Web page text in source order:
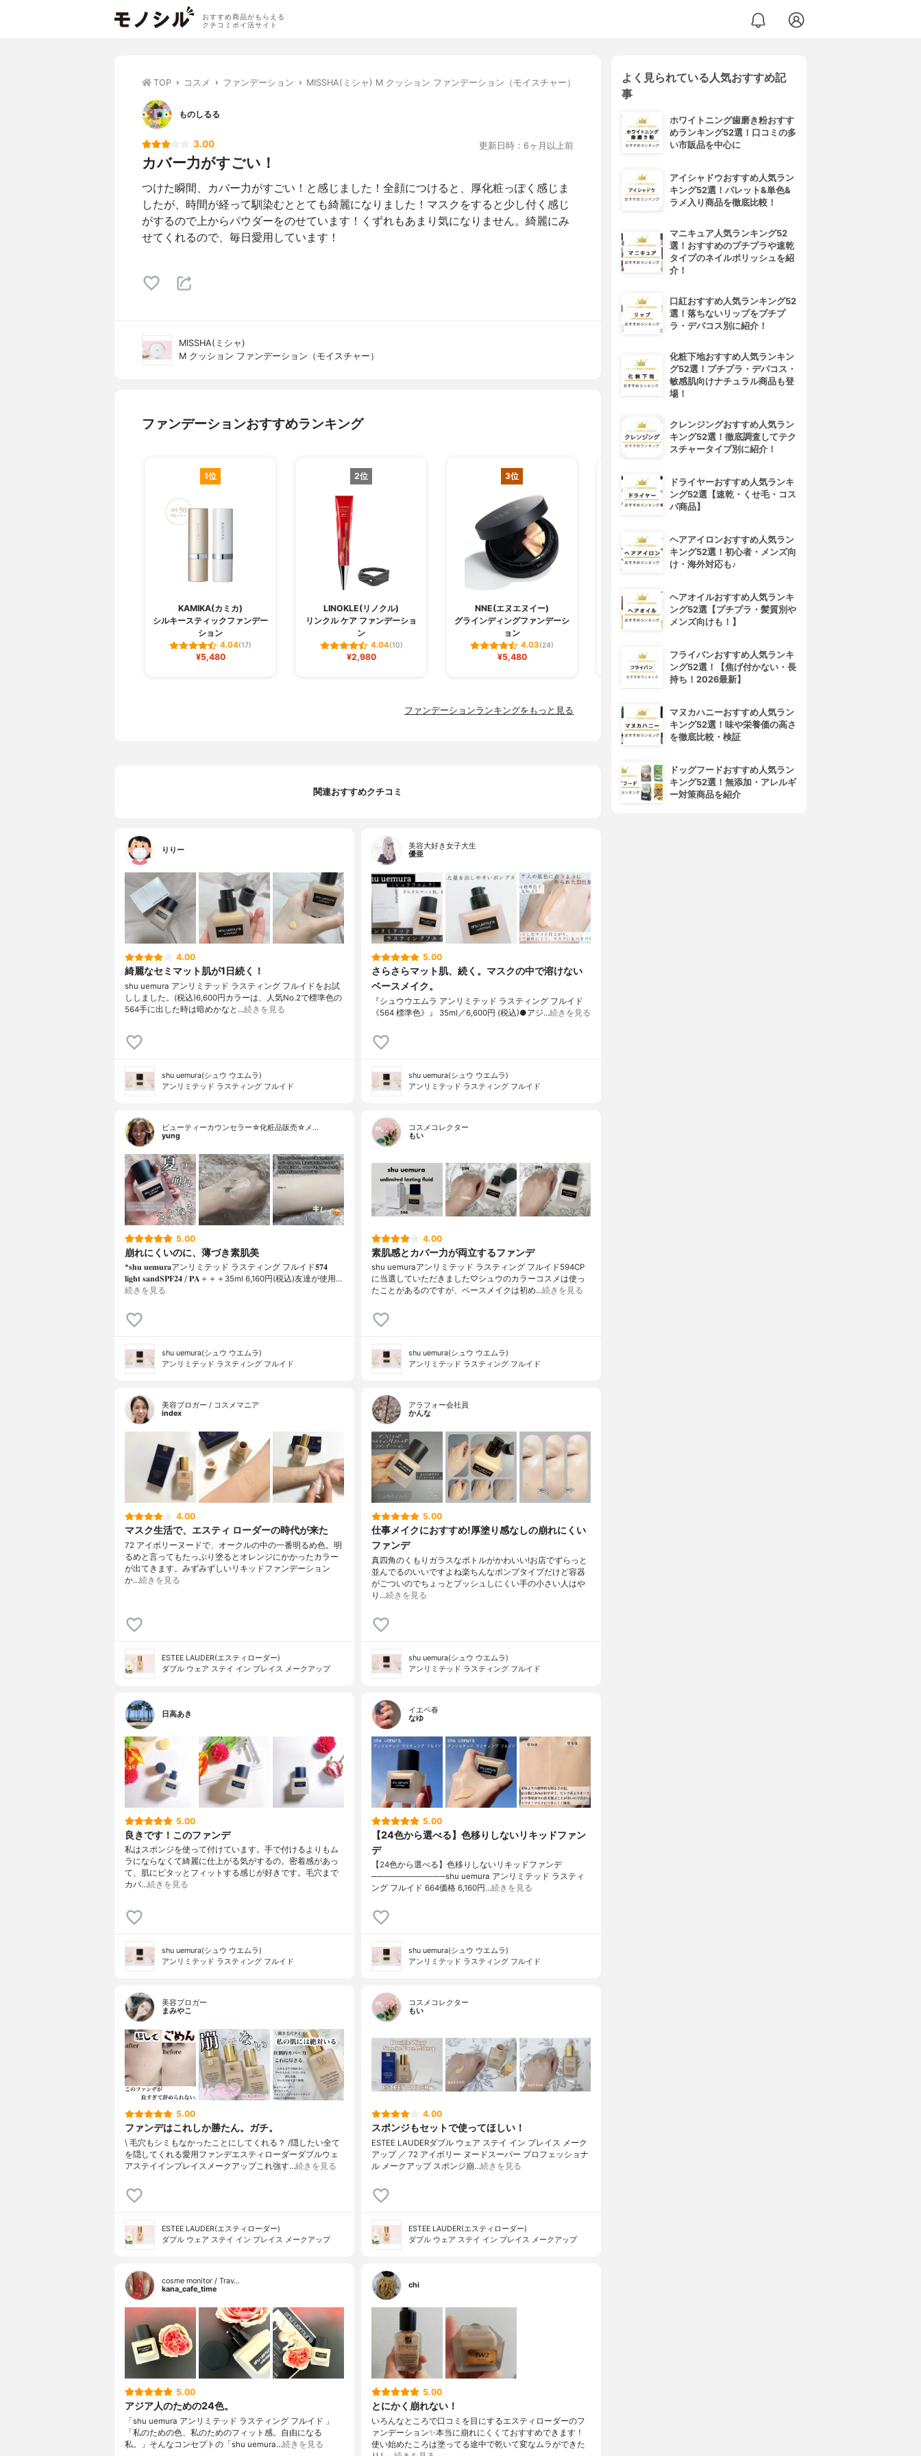
おすすめ商品がもらえる
クチコミポイ活サイト
TOP コスメ ファンデーション MISSHA(ミシャ) M クッション ファンデーション（モイスチャー）
ものしるる
3.00 更新日時：6ヶ月以上前
カバー力がすごい！
つけた瞬間、カバー力がすごい！と感じました！全顔につけると、厚化粧っぽく感じま
したが、時間が経って馴染むととても綺麗になりました！マスクをすると少し付く感じ
がするので上からパウダーをのせています！くずれもあまり気になりません。綺麗にみ
せてくれるので、毎日愛用しています！
MISSHA(ミシャ)
M クッション ファンデーション（モイスチャー）
ファンデーションおすすめランキング
1位
KAMIKA(カミカ)
シルキースティックファンデー
ション
4.04(17)
¥5,480
2位
LINOKLE(リノクル)
リンクル ケア ファンデーショ
ン
4.04(10)
¥2,980
3位
NNE(エヌエヌイー)
グラインディングファンデーシ
ョン
4.03(24)
¥5,480
4位
キラ★リズム
WV スキンアップファンデーシ
¥1,980
COVERMARK(カバーマーク)
ファンデーションランキングをもっと見る
関連おすすめクチコミ
りりー
4.00
綺麗なセミマット肌が1日続く！
shu uemura アンリミテッド ラスティング フルイドをお試
ししました。(税込)6,600円カラーは、人気No.2で標準色の
564手に出した時は暗めかなと…続きを見る
shu uemura(シュウ ウエムラ)
アンリミテッド ラスティング フルイド
美容大好き女子大生
優亜
5.00
さらさらマット肌、続く。マスクの中で溶けない
ベースメイク。
『シュウウエムラ アンリミテッド ラスティング フルイド
《564 標準色》』 35ml／6,600円 (税込)●アジ…続きを見る
shu uemura(シュウ ウエムラ)
アンリミテッド ラスティング フルイド
ビューティーカウンセラー☆化粧品販売☆メ…
yung
5.00
崩れにくいのに、薄づき素肌美
*𝐬𝐡𝐮 𝐮𝐞𝐦𝐮𝐫𝐚アンリミテッド ラスティング フルイド𝟓𝟕𝟒
𝐥𝐢𝐠𝐡𝐭 𝐬𝐚𝐧𝐝𝐒𝐏𝐅𝟐𝟒 / 𝐏𝐀＋＋＋⁡35ml 6,160円(税込)⁡友達が使用…
続きを見る
shu uemura(シュウ ウエムラ)
アンリミテッド ラスティング フルイド
コスメコレクター
もい
4.00
素肌感とカバー力が両立するファンデ
shu uemuraアンリミテッド ラスティング フルイド594CP
に当選していただきました♡シュウのカラーコスメは使っ
たことがあるのですが、ベースメイクは初め…続きを見る
shu uemura(シュウ ウエムラ)
アンリミテッド ラスティング フルイド
美容ブロガー / コスメマニア
index
4.00
マスク生活で、エスティ ローダーの時代が来た
72 アイボリーヌードで、オークルの中の一番明るめ色。明
るめと言ってもたっぷり塗るとオレンジにかかったカラー
が出てきます。みずみずしいリキッドファンデーション
か…続きを見る
ESTEE LAUDER(エスティローダー)
ダブル ウェア ステイ イン プレイス メークアップ
アラフォー会社員
かんな
5.00
仕事メイクにおすすめ!厚塗り感なしの崩れにくい
ファンデ
真四角のくもりガラスなボトルがかわいい!お店でずらっと
並んでるのいいですよね楽ちんなポンプタイプだけど容器
がごついのでちょっとプッシュしにくい手の小さい人はや
り…続きを見る
shu uemura(シュウ ウエムラ)
アンリミテッド ラスティング フルイド
日高あき
5.00
良きです！このファンデ
私はスポンジを使って付けています。手で付けるよりもム
ラにならなくて綺麗に仕上がる気がするの。密着感があっ
て、肌にピタッとフィットする感じが好きです。毛穴まで
カバ…続きを見る
shu uemura(シュウ ウエムラ)
アンリミテッド ラスティング フルイド
イエベ春
なゆ
5.00
【24色から選べる】色移りしないリキッドファン
デ
【24色から選べる】色移りしないリキッドファンデ
────────────shu uemura アンリミテッド ラスティ
ング フルイド 664価格 6,160円…続きを見る
shu uemura(シュウ ウエムラ)
アンリミテッド ラスティング フルイド
美容ブロガー
まみやこ
5.00
ファンデはこれしか勝たん。ガチ。
\ 毛穴もシミもなかったことにしてくれる？ /⁡⁡隠したい全て
を隠してくれる愛用ファンデ⁡エスティローダーダブルウェ
アステイインプレイスメークアップ⁡⁡これ強す…続きを見る
ESTEE LAUDER(エスティローダー)
ダブル ウェア ステイ イン プレイス メークアップ
コスメコレクター
もい
4.00
スポンジもセットで使ってほしい！
ESTEE LAUDERダブル ウェア ステイ イン プレイス メーク
アップ ／ 72 アイボリー ヌードスーパー プロフェッショナ
ル メークアップ スポンジ崩…続きを見る
ESTEE LAUDER(エスティローダー)
ダブル ウェア ステイ イン プレイス メークアップ
cosme monitor / Trav…
kana_cafe_time
5.00
アジア人のための24色。
「shu uemura アンリミテッド ラスティング フルイド 」
「私のための色、私のためのフィット感。自由になる
私。」そんなコンセプトの「shu uemura…続きを見る
chi
5.00
とにかく崩れない！
いろんなところで口コミを目にするエスティローダーのフ
ァンデーション✨本当に崩れにくくておすすめできます！
使い始めたころは塗ってる途中で乾いて変なムラができた
よく見られている人気おすすめ記
事
ホワイトニング歯磨き粉おすす
めランキング52選！口コミの多
い市販品を中心に
アイシャドウおすすめ人気ラン
キング52選！パレット&単色&
ラメ入り商品を徹底比較！
マニキュア人気ランキング52
選！おすすめのプチプラや速乾
タイプのネイルポリッシュを紹
介！
口紅おすすめ人気ランキング52
選！落ちないリップをプチプ
ラ・デパコス別に紹介！
化粧下地おすすめ人気ランキン
グ52選！プチプラ・デパコス・
敏感肌向けナチュラル商品も登
場！
クレンジングおすすめ人気ラン
キング52選！徹底調査してテク
スチャータイプ別に紹介！
ドライヤーおすすめ人気ランキ
ング52選【速乾・くせ毛・コス
パ商品】
ヘアアイロンおすすめ人気ラン
キング52選！初心者・メンズ向
け・海外対応も♪
ヘアオイルおすすめ人気ランキ
ング52選【プチプラ・髪質別や
メンズ向けも！】
フライパンおすすめ人気ランキ
ング52選！【焦げ付かない・長
持ち！2026最新】
マヌカハニーおすすめ人気ラン
キング52選！味や栄養価の高さ
を徹底比較・検証
ドッグフードおすすめ人気ラン
キング52選！無添加・アレルギ
ー対策商品を紹介